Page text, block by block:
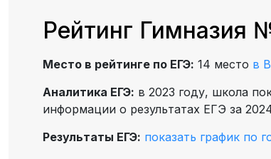
Рейтинг Гимназия
Место в рейтинге по ЕГЭ: 14 место в
Аналитика ЕГЭ: в 2023 году, школа
информации о результатах ЕГЭ за
Результаты ЕГЭ: показать график по